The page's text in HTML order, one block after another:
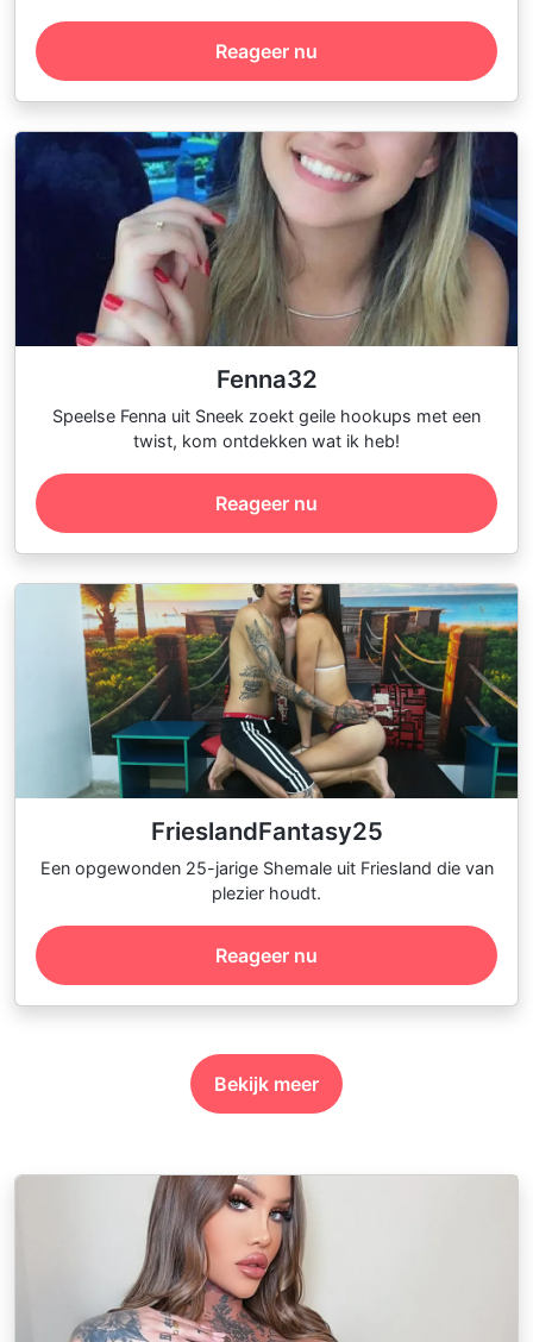
Reageer nu
Fenna32
Speelse Fenna uit Sneek zoekt geile hookups met een
twist, kom ontdekken wat ik heb!
Reageer nu
FrieslandFantasy25
Een opgewonden 25-jarige Shemale uit Friesland die van
plezier houdt.
Reageer nu
Bekijk meer